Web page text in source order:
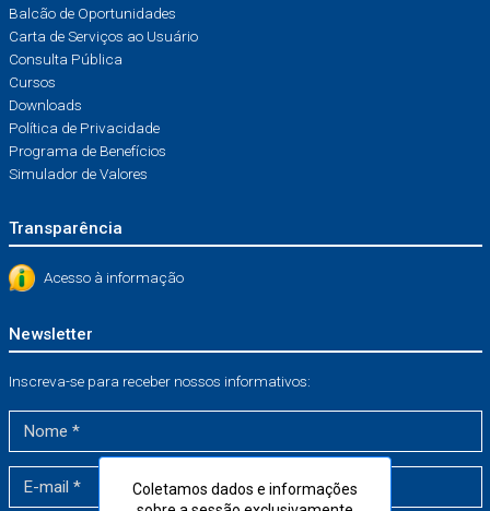
Balcão de Oportunidades
Carta de Serviços ao Usuário
Consulta Pública
Cursos
Downloads
Política de Privacidade
Programa de Benefícios
Simulador de Valores
Transparência
Acesso à informação
Newsletter
Inscreva-se para receber nossos informativos:
Coletamos dados e informações